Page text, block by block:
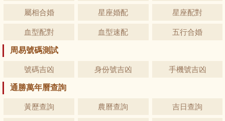
屬相合婚 星座婚配 星座配對
血型配對 血型速配 五行合婚
周易號碼測試
號碼吉凶 身份號吉凶 手機號吉凶
通勝萬年曆查詢
黃歷查詢 農曆查詢 吉日查詢